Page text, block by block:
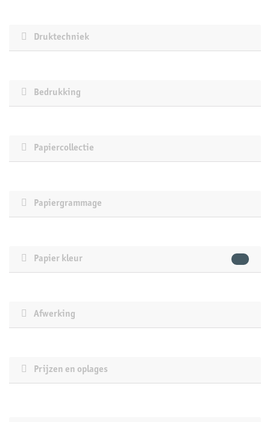
Druktechniek
Bedrukking
Papiercollectie
Papiergrammage
Papier kleur
Afwerking
Prijzen en oplages